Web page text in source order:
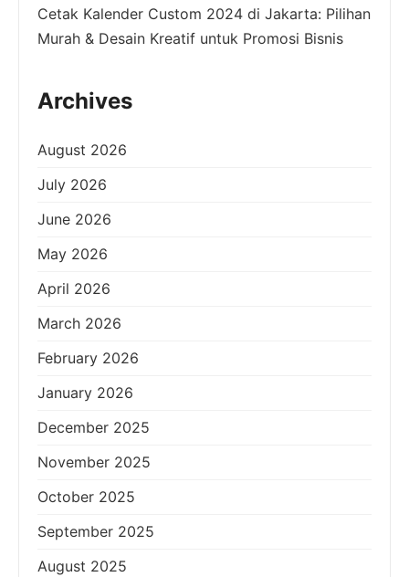
Cetak Kalender Custom 2024 di Jakarta: Pilihan
Murah & Desain Kreatif untuk Promosi Bisnis
Archives
August 2026
July 2026
June 2026
May 2026
April 2026
March 2026
February 2026
January 2026
December 2025
November 2025
October 2025
September 2025
August 2025